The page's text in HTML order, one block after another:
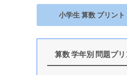
小学生 算数 プリント
算数 学年別 問題プリ